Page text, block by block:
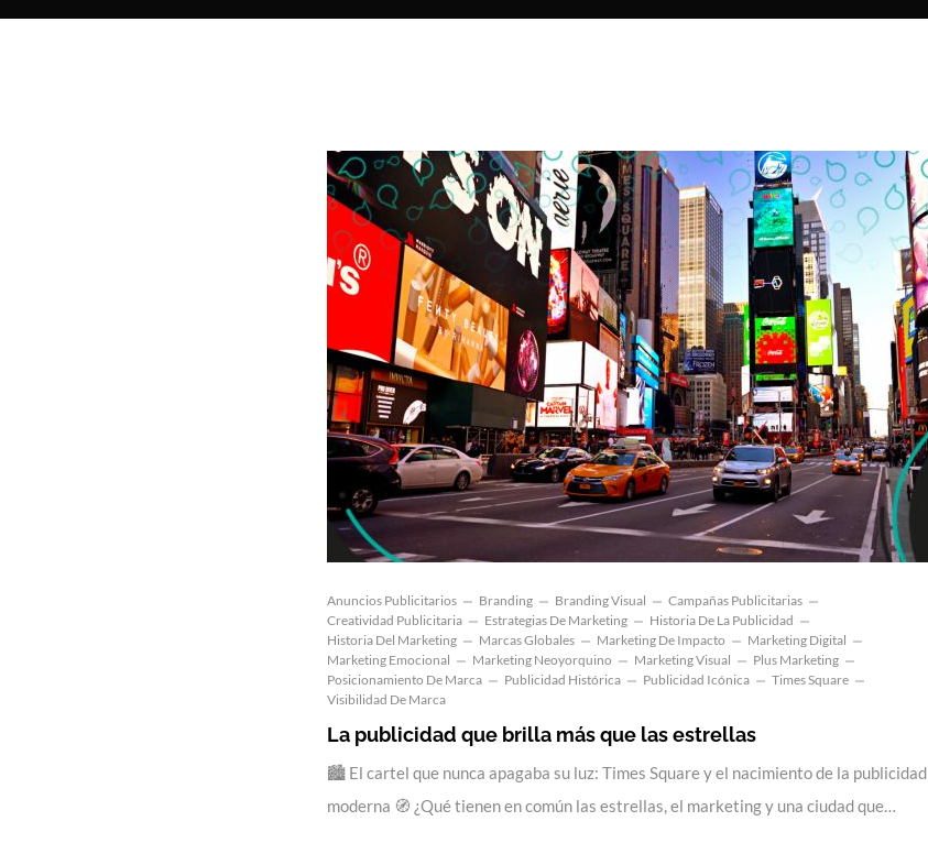
Anuncios Publicitarios Branding Branding Visual
Campañas Publicitarias
Creatividad Publicitaria
Estrategias De Marketing
Historia De La Publicidad
Historia Del Marketing
Marcas Globales Marketing De Impacto
Marketing Digital
Marketing Emocional
Marketing Neoyorquino Marketing Visual
Plus Marketing
Posicionamiento De Marca
Publicidad Histórica Publicidad Icónica
Times Square
Visibilidad De Marca
La publicidad que brilla más que las estrellas
🏙️ El cartel que nunca apagaba su luz: Times Square y el nacimiento de la publicidad
moderna 🧭 ¿Qué tienen en común las estrellas, el marketing y una ciudad que…